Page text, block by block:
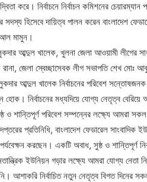
করে। নির্বাচনে নির্বাচন কমিশনের চেয়ারম্যান
হিসেবে দায়িত্ব পালন করেন বাংলাদেশ
মামুন।
আব্দুল খালেক, খুলনা জেলা আওয়ামী লীগের
জেলা স্বেচ্ছাসেবক লীগ সভাপতি শেখ মোঃ
আব্দুল খালেক নির্বাচনের পরিবেশ
হোক। নির্বাচনের মধ্যদিয়ে যোগ্য নেতৃত্ব
ও শান্তিপূর্ণ পরিবেশ সম্পন্নের লক্ষ্যে আমরা
প্রতিনিধি, বাংলাদেশ ফেডারেল সাংবাদিক
করছেন। একটি অবাধ, সুষ্ঠ ও শান্তিপূর্ণ
ইউনিয়ন গড়ার লক্ষ্যে আমরা যোগ্য নেতা
আশাকরি নির্বাচিত নতুন নেতৃত্ব বিগত দিনের